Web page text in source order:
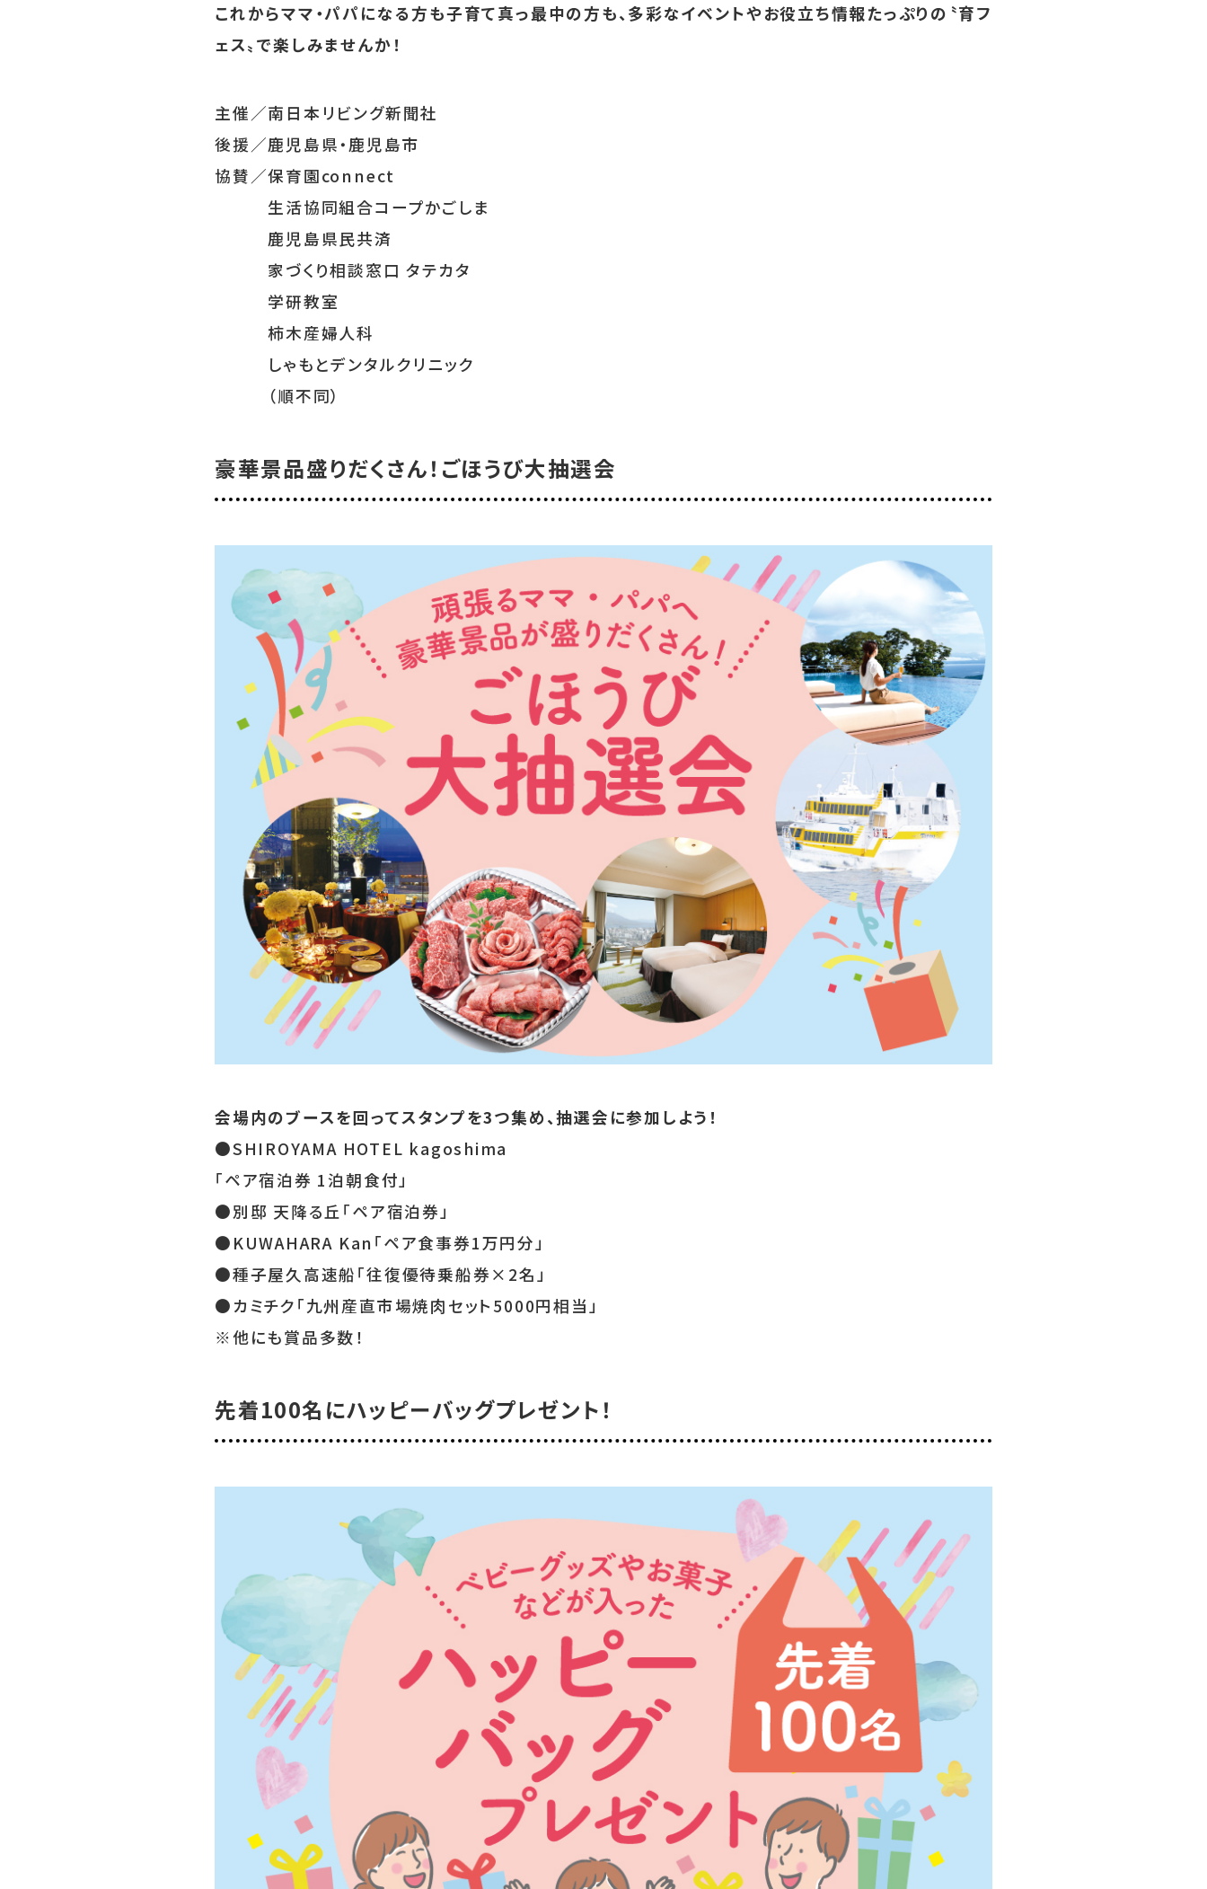
グルメ GOURMET
イベント EVENT
おでかけ TRIP
ライフ LIFE
あちこち編集コラム
＃2024オープン ＃かき氷＃アルコール ＃イベントレポート＃エスニック料理＃カフェ＃カレー
＃コーヒー＃スイーツ ＃テイクアウト ＃ホテル・旅館 ＃モーニング
＃写真映え
＃温泉
＃甘酢＃磁器 ＃花見スポット ＃陶器 ＃鹿児島県産和牛・黒豚・地鶏
マップから記事を探す
LINEともだち登録
あちこちについて ｜ 広告サービスについて ｜ 運営会社について ｜ お知らせ ｜ 利⽤規約
これからママ・パパになる方も子育て真っ最中の方も、多彩なイベントやお役立ち情報たっぷりの〝育フ
ェス〟で楽しみませんか！
主催／南日本リビング新聞社
後援／鹿児島県・鹿児島市
協賛／保育園connect
生活協同組合コープかごしま
鹿児島県民共済
家づくり相談窓口 タテカタ
学研教室
柿木産婦人科
しゃもとデンタルクリニック
（順不同）
豪華景品盛りだくさん！ごほうび大抽選会
会場内のブースを回ってスタンプを3つ集め、抽選会に参加しよう！
●SHIROYAMA HOTEL kagoshima
「ペア宿泊券 1泊朝食付」
●別邸 天降る丘「ペア宿泊券」
●KUWAHARA Kan「ペア食事券1万円分」
●種子屋久高速船「往復優待乗船券×2名」
●カミチク「九州産直市場焼肉セット5000円相当」
※他にも賞品多数！
先着100名にハッピーバッグプレゼント！